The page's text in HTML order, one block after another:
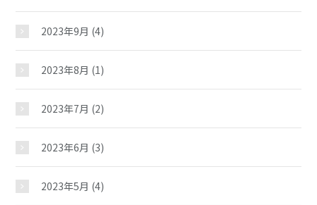
ギャラリー
教室紹介
夢ステーション
2023年9月 (4)
2023年8月 (1)
2023年7月 (2)
2023年6月 (3)
2023年5月 (4)